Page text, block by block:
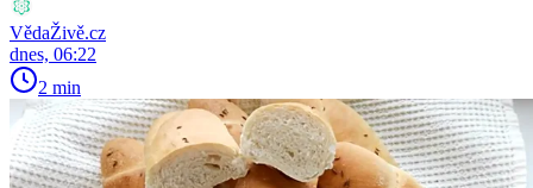
VědaŽivě.cz
dnes, 06:22
2 min